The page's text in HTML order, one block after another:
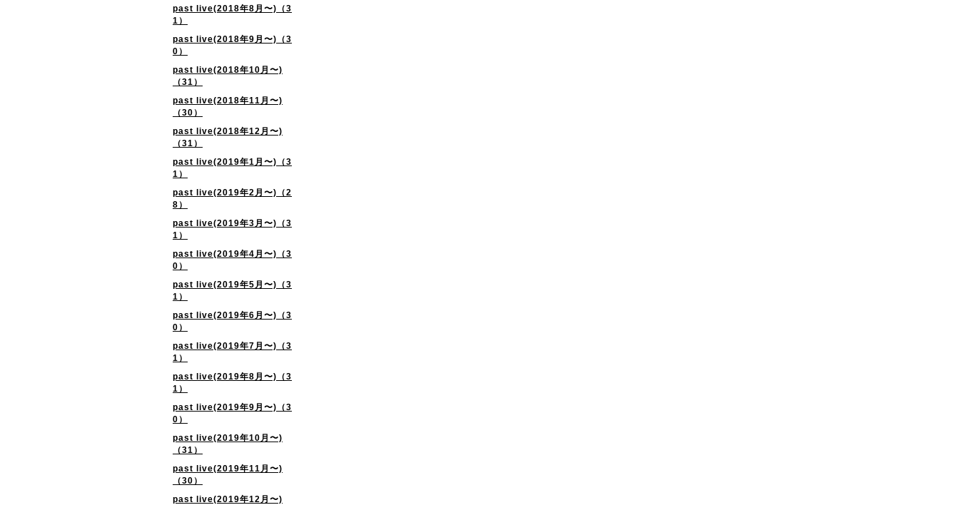
past live(2018年8月〜)（3
1）
past live(2018年9月〜)（3
0）
past live(2018年10月〜)
（31）
past live(2018年11月〜)
（30）
past live(2018年12月〜)
（31）
past live(2019年1月〜)（3
1）
past live(2019年2月〜)（2
8）
past live(2019年3月〜)（3
1）
past live(2019年4月〜)（3
0）
past live(2019年5月〜)（3
1）
past live(2019年6月〜)（3
0）
past live(2019年7月〜)（3
1）
past live(2019年8月〜)（3
1）
past live(2019年9月〜)（3
0）
past live(2019年10月〜)
（31）
past live(2019年11月〜)
（30）
past live(2019年12月〜)